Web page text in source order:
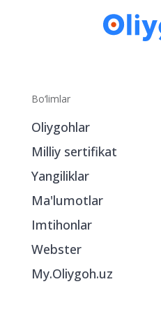
Bo‘limlar
Oliygohlar
Milliy sertifikat
Yangiliklar
Ma'lumotlar
Imtihonlar
Webster
My.Oliygoh.uz